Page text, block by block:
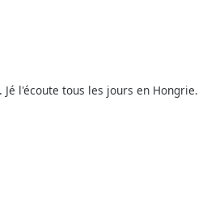
l'écoute tous les jours en Hongrie.